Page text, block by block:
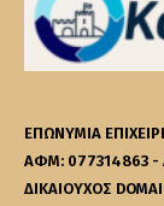
ΕΠΩΝΥΜΙΑ
ΑΦΜ: 077314863 -
ΔΙΚΑΙΟΥΧΟΣ